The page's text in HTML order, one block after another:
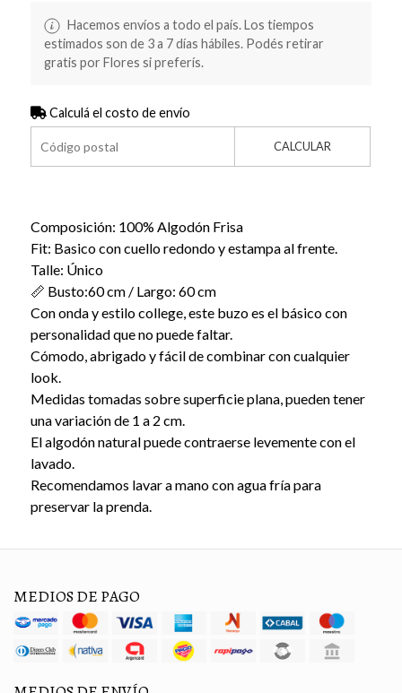
Hacemos envíos a todo el país. Los tiempos
estimados son de 3 a 7 días hábiles. Podés retirar
gratis por Flores si preferís.
Calculá el costo de envío
CALCULAR
Composición: 100% Algodón Frisa
Fit: Basico con cuello redondo y estampa al frente.
Talle: Único
📏 Busto:60 cm / Largo: 60 cm
Con onda y estilo college, este buzo es el básico con
personalidad que no puede faltar.
Cómodo, abrigado y fácil de combinar con cualquier
look.
Medidas tomadas sobre superficie plana, pueden tener
una variación de 1 a 2 cm.
El algodón natural puede contraerse levemente con el
lavado.
Recomendamos lavar a mano con agua fría para
preservar la prenda.
MEDIOS DE PAGO